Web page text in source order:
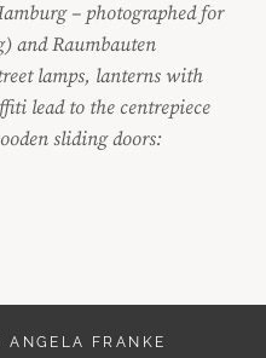
– photographed for
and Raumbauten
lamps, lanterns with
lead to the centrepiece
sliding doors:
ANGELA FRANKE